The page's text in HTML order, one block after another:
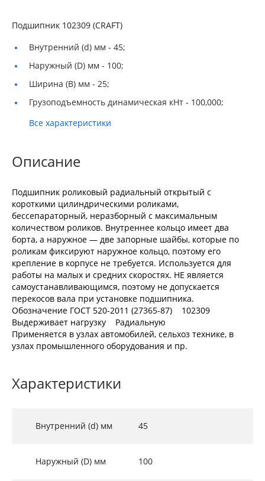
Подшипник 102309 (CRAFT)
Внутренний (d) мм - 45;
Наружный (D) мм - 100;
Ширина (B) мм - 25;
Грузоподъемность динамическая кНт - 100,000;
Все характеристики
Описание
Подшипник роликовый радиальный открытый с
короткими цилиндрическими роликами,
бессепараторный, неразборный с максимальным
количеством роликов. Внутреннее кольцо имеет два
борта, а наружное — две запорные шайбы, которые по
роликам фиксируют наружное кольцо, поэтому его
крепление в корпусе не требуется. Используется для
работы на малых и средних скоростях. НЕ является
самоустанавливающимся, поэтому не допускается
перекосов вала при установке подшипника.
Обозначение ГОСТ 520-2011 (27365-87) 102309
Выдерживает нагрузку Радиальную
Применяется в узлах автомобилей, сельхоз технике, в
узлах промышленного оборудования и пр.
Характеристики
Внутренний (d) мм 45
Наружный (D) мм 100